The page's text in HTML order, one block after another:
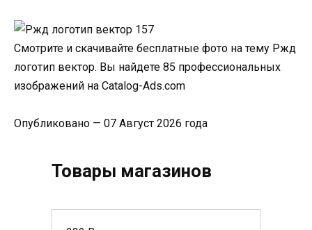
Смотрите и скачивайте бесплатные фото на тему Ржд
логотип вектор. Вы найдете 85 профессиональных
изображений на Catalog-Ads.com
Опубликовано — 07 Август 2026 года
Товары магазинов